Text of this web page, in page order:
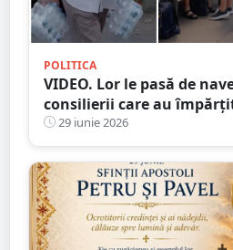
POLITICA
VIDEO. Lor le pasă de
consilierii care au
lor, pe Cod Roșu, în Satu
29 iunie 2026